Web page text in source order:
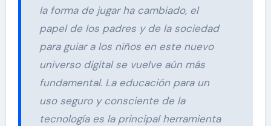
la forma de jugar ha cambiado, el
papel de los padres y de la sociedad
para guiar a los niños en este nuevo
universo digital se vuelve aún más
fundamental. La educación para un
uso seguro y consciente de la
tecnología es la principal herramienta